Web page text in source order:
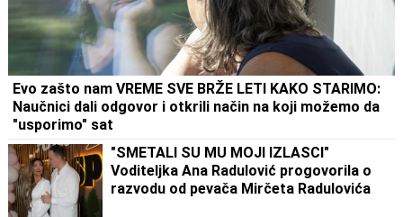
Evo zašto nam VREME SVE BRŽE LETI KAKO STARIMO:
Naučnici dali odgovor i otkrili način na koji možemo da
"usporimo" sat
"SMETALI SU MU MOJI IZLASCI"
Voditeljka Ana Radulović progovorila o
razvodu od pevača Mirčeta Radulovića